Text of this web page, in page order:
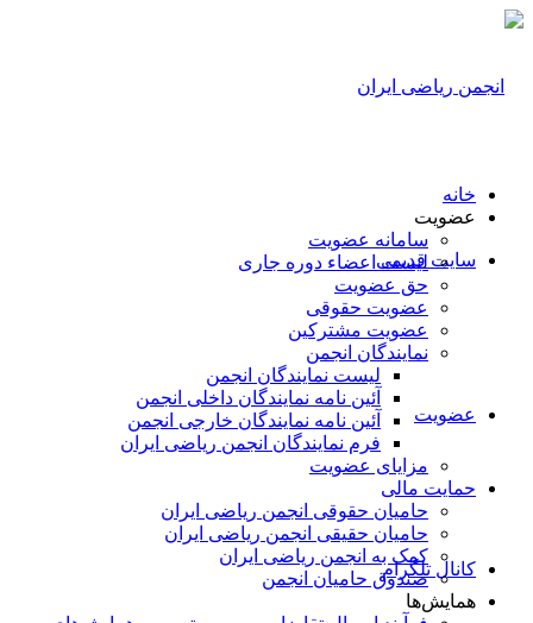
سایت قدیمی
عضویت
کانال تلگرام
خانه
عضویت
سامانه عضویت
لیست اعضاء دوره جاری
حق عضویت
عضویت حقوقی
عضویت مشترکین
نمایندگان انجمن
لیست نمایندگان انجمن
آئین نامه نمایندگان داخلی انجمن
آئین نامه نمایندگان خارجی انجمن
فرم نمایندگان انجمن ریاضی ایران
مزایای عضویت
حمایت مالی
حامیان حقوقی انجمن ریاضی ایران
حامیان حقیقی انجمن ریاضی ایران
کمک به انجمن ریاضی ایران
صندوق حامیان انجمن
همایش‌ها